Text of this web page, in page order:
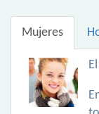
Mujeres